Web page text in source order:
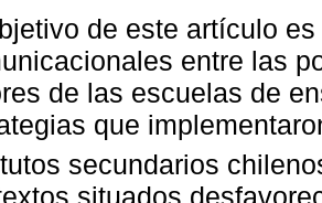
de este artículo
entre las
de las escuelas de
que
secundarios
situados